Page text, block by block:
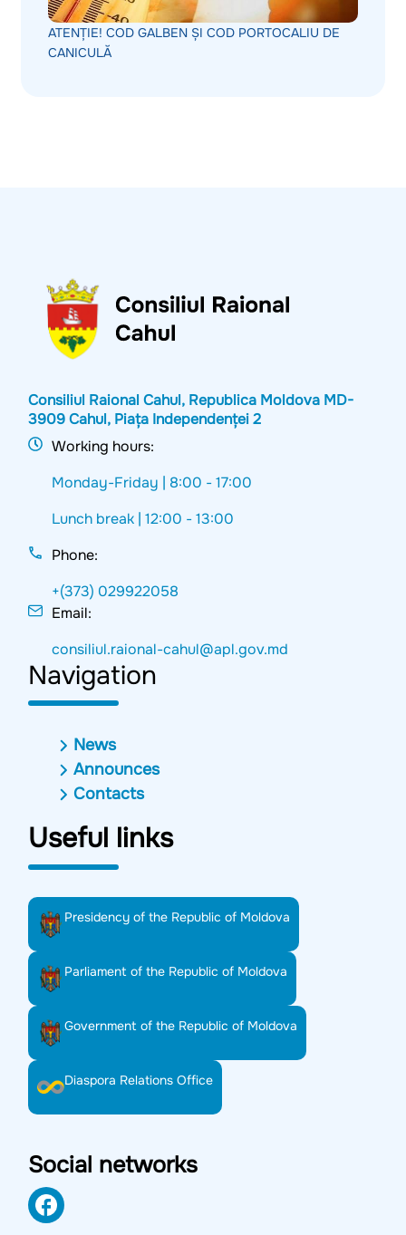
ATENȚIE! COD GALBEN ȘI COD PORTOCALIU DE
CANICULĂ
Consiliul Raional Cahul, Republica Moldova MD-
3909 Cahul, Piața Independenței 2
Working hours:
Monday-Friday | 8:00 - 17:00
Lunch break |12:00 - 13:00
Phone:
+(373) 029922058
Email:
consiliul.raional-cahul@apl.gov.md
Navigation
News
Announces
Contacts
Useful links
Presidency of the Republic of Moldova
Parliament of the Republic of Moldova
Government of the Republic of Moldova
Diaspora Relations Office
Social networks